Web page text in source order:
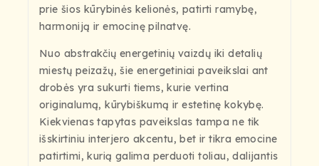
prie šios kūrybinės kelionės, patirti ramybę,
harmoniją ir emocinę pilnatvę.
Nuo abstrakčių energetinių vaizdų iki detalių
miestų peizažų, šie energetiniai paveikslai ant
drobės yra sukurti tiems, kurie vertina
originalumą, kūrybiškumą ir estetinę kokybę.
Kiekvienas tapytas paveikslas tampa ne tik
išskirtiniu interjero akcentu, bet ir tikra emocine
patirtimi, kurią galima perduoti toliau, dalijantis